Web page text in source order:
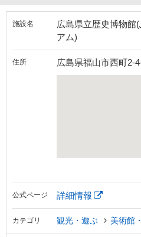
施設名
広島県立歴史博物館
アム)
住所 広島県福山市西町2-
公式ページ 詳細情報
カテゴリ 観光・遊ぶ 美術館